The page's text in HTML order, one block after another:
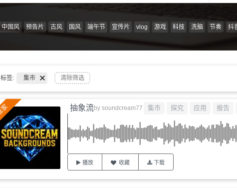
中国风 预告片 古风 国风 端午节 宣传片 vlog 游戏 科技 洗脑 节奏 抖
标签: 集市 清除筛选
抽象流by soundcream77 集市 探究 应用 报告
播放 收藏 下载